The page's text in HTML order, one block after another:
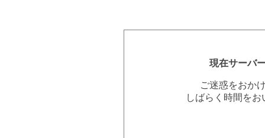
現在サーバ
ご迷惑をおか
しばらく時間を